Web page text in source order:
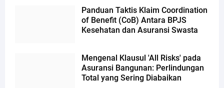
Panduan Taktis Klaim Coordination
of Benefit (CoB) Antara BPJS
Kesehatan dan Asuransi Swasta
Mengenal Klausul 'All Risks' pada
Asuransi Bangunan: Perlindungan
Total yang Sering Diabaikan